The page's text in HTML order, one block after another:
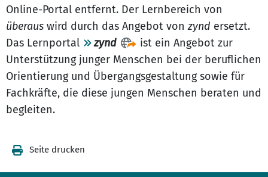
Online-Portal entfernt. Der Lernbereich von
überaus wird durch das Angebot vonzynd ersetzt.
Das Lernportal
zynd
ist ein Angebot zur
Unterstützung junger Menschen bei der beruflichen
Orientierung und Übergangsgestaltung sowie für
Fachkräfte, die diese jungen Menschen beraten und
begleiten.
Seite drucken